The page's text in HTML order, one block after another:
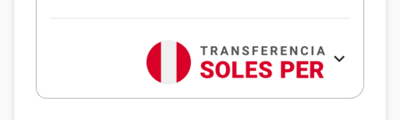
expand_more